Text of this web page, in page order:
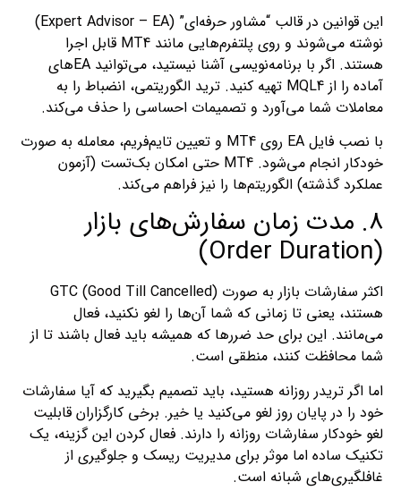
این قوانین در قالب “مشاور حرفه‌ای” (Expert Advisor – EA)
نوشته می‌شوند و روی پلتفرم‌هایی مانند MT4 قابل اجرا
هستند. اگر با برنامه‌نویسی آشنا نیستید، می‌توانید EAهای
آماده را از MQL4 تهیه کنید. ترید الگوریتمی، انضباط را به
معاملات شما می‌آورد و تصمیمات احساسی را حذف می‌کند.
با نصب فایل EA روی MT4 و تعیین تایم‌فریم، معامله به صورت
خودکار انجام می‌شود. MT4 حتی امکان بک‌تست (آزمون
عملکرد گذشته) الگوریتم‌ها را نیز فراهم می‌کند.
8. مدت زمان سفارش‌های بازار
(Order Duration)
اکثر سفارشات بازار به صورت GTC (Good Till Cancelled)
هستند، یعنی تا زمانی که شما آن‌ها را لغو نکنید، فعال
می‌مانند. این برای حد ضررها که همیشه باید فعال باشند تا از
شما محافظت کنند، منطقی است.
اما اگر تریدر روزانه هستید، باید تصمیم بگیرید که آیا سفارشات
خود را در پایان روز لغو می‌کنید یا خیر. برخی کارگزاران قابلیت
لغو خودکار سفارشات روزانه را دارند. فعال کردن این گزینه، یک
تکنیک ساده اما موثر برای مدیریت ریسک و جلوگیری از
غافلگیری‌های شبانه است.